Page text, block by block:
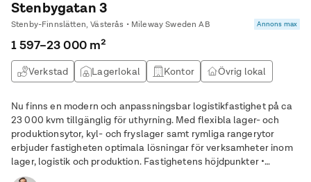
Stenbygatan 3
Stenby-Finnslätten, Västerås • Mileway Sweden AB Annons max
1 597–23 000 m²
Verkstad Lagerlokal Kontor Övrig lokal
Nu finns en modern och anpassningsbar logistikfastighet på ca
23 000 kvm tillgänglig för uthyrning. Med flexibla lager- och
produktionsytor, kyl- och fryslager samt rymliga rangerytor
erbjuder fastigheten optimala lösningar för verksamheter inom
lager, logistik och produktion. Fastighetens höjdpunkter •
Effektiv in- och utlastning – Upp till 20 lasthus för smidig